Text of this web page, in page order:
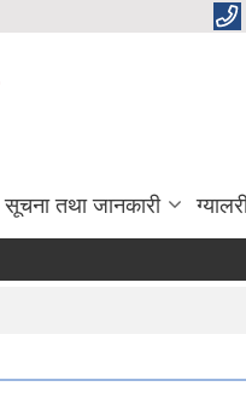
सूचना तथा जानकारी
मिति-२०८३/०४/१४